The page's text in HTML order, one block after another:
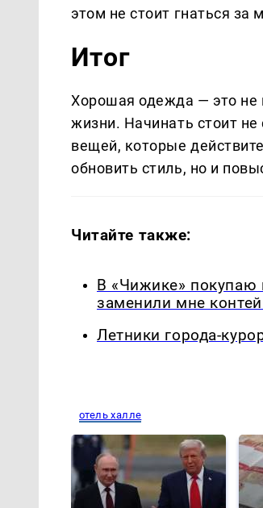
этом не стоит гнаться за
Итог
Хорошая одежда — это не
жизни. Начинать стоит
вещей, которые
обновить стиль, но и
Читайте также:
В «Чижике» покупаю
заменили мне
Летники города-
отель халле